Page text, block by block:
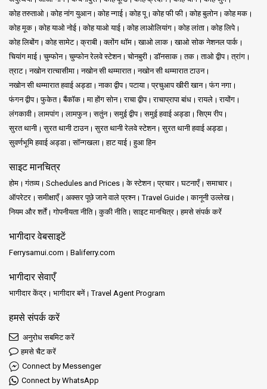
कोह तरुताओ
कोह नांग युआन कोह न्गाई कोह पू कोह फी फी कोह बुलोन
कोह मक
कोह मूक
कोह याओ नोई कोह याओ याई कोह लाओलियांग कोह लांता
कोह लिपे
कोह लिबोंग
कोह सामेट क्राबी क्लोंग थॉम खाओ लाक
खाओ सोक नेशनल पार्क
चियांग माई
चुम्फोन चुम्फोन रेलवे स्टेशन चोनबुरी डॉनसाक तक ताओ द्वीप
त्रांग
त्राट
नखोन रात्चासीमा नखोन सी थम्मारात
नखोन सी थम्मारात टाउन
नखोन सी थम्मारात हवाई अड्डा
नाका द्वीप पटाया प्रचुआप खीरी खान
फंग नगा
फंगन द्वीप
फुकेत बैंकॉक मा होंग सोन राचा द्वीप राचाप्रापा बांध रायले
रायोंग
लंगकावी
लामपांग लामफुन सतुंन समुई द्वीप समुई हवाई अड्डा
सिएम रीप
सुरत थानी
सुरत थानी टाउन सुरत थानी रेलवे स्टेशन
सुरत थानी हवाई अड्डा
सुवर्णभूमि हवाई अड्डा
सॉन्गखला हाट याई हुआ हिन
साइट मानचित्र
होम गंतव्य Schedules and Prices के स्टेशन प्रचार घटनाएँ
समाचार
ऑपरेटर
समीक्षाएँ अक्सर पूछे जाने वाले प्रश्न Travel Guide
कानूनी उल्लेख
नियम और शर्तें
गोपनीयता नीति कुकी नीति साइट मानचित्र हमसे संपर्क करें
भागीदार वेबसाइटें
Ferrysamui.com Baliferry.com
भागीदार सेवाएँ
भागीदार केंद्र भागीदार बनें Travel Agent Program
हमसे संपर्क करें
अनुरोध सबमिट करें
हमसे चैट करें
Connect by Messenger
Connect by WhatsApp